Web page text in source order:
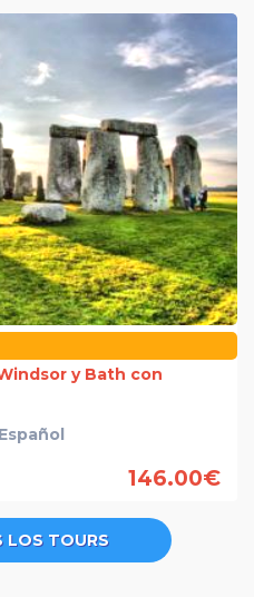
y Bath con
Español
146.00€
LOS TOURS